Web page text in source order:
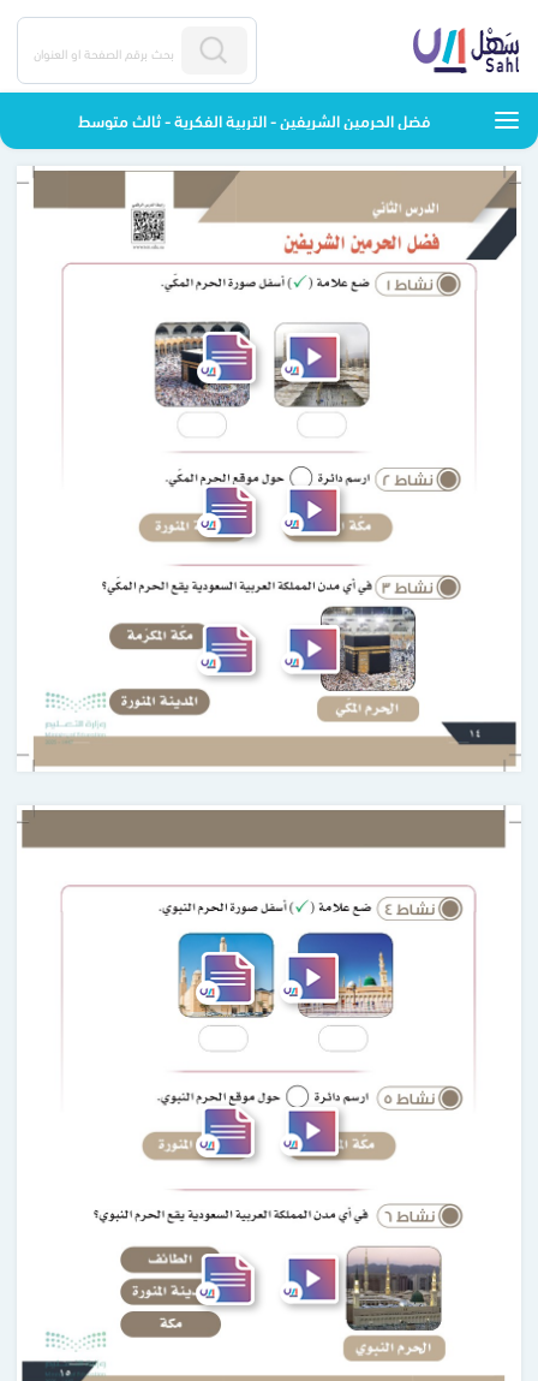
فضل الحرمين الشريفين - التربية الفكرية - ثالث متوسط